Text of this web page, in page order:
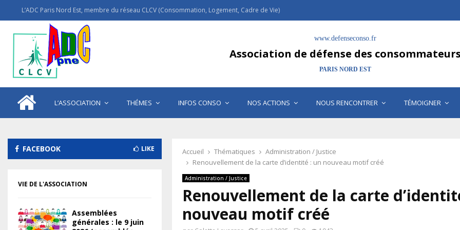
L’ADC Paris Nord Est, membre du réseau CLCV (Consommation, Logement, Cadre de Vie)
www.defenseconso.fr
Association de défense des consommateurs
PARIS NORD EST
L’ASSOCIATION THÉMES INFOS CONSO NOS ACTIONS NOUS RENCONTRER TÉMOIGNER
Accueil Thématiques
Administration / Justice
Renouvellement de la carte d’identité : un nouveau motif créé
Administration / Justice
Renouvellement de la carte
nouveau motif créé
FACEBOOK LIKE
VIE DE L'ASSOCIATION
Assemblées
générales : le 9 juin